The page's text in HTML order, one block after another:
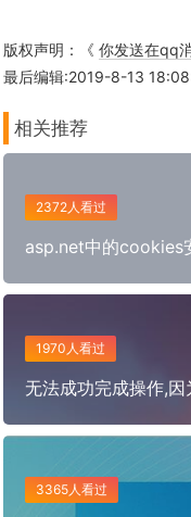
版权声明：《 你发送在qq
最后编辑:2019-8-13
相关推荐
2372人看过
asp.net中的cookies
1970人看过
无法成功完成操作,因
3365人看过